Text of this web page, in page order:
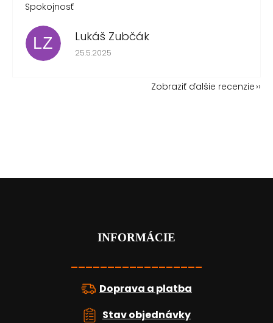
Spokojnosť
LZ Lukáš Zubčák
Hodnotenie obchodu je 5 z 5 hviezdičiek.
25.5.2025
Zobraziť ďalšie recenzie
INFORMÁCIE
__________________
Doprava a platba
Stav objednávky